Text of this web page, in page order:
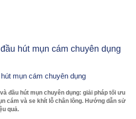
hút mụn cám chuyên dụng
mụn cám chuyên dụng
đầu hút mụn chuyên dụng: giải pháp tối ưu
cám và se khít lỗ chân lông. Hướng dẫn sử
quả.